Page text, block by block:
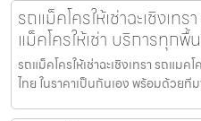
รถแม็คโครให้เช่าฉะเชิงเท
แม็คโครให้เช่า บริการทุก
รถแม็คโครให้เช่าฉะเชิงเทรา รถแมค
ไทย ในราคาเป็นกันเอง พร้อมด้วย